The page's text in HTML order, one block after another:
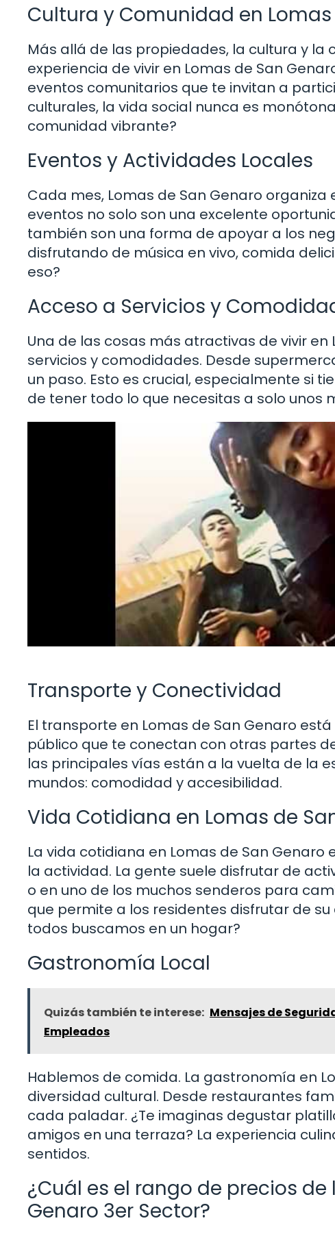
Cultura y Comunidad en
Más allá de las propiedades, la cultura y
experiencia de vivir en Lomas de San
eventos comunitarios que te invitan a
culturales, la vida social nunca es
comunidad vibrante?
Eventos y Actividades Locales
Cada mes, Lomas de San Genaro
eventos no solo son una excelente
también son una forma de apoyar a los
disfrutando de música en vivo, comida
eso?
Acceso a Servicios y
Una de las cosas más atractivas de vivir
servicios y comodidades. Desde
un paso. Esto es crucial, especialmente si
de tener todo lo que necesitas a solo unos
Transporte y Conectividad
El transporte en Lomas de San Genaro
público que te conectan con otras partes
las principales vías están a la vuelta de la
mundos: comodidad y accesibilidad.
Vida Cotidiana en Lomas de
La vida cotidiana en Lomas de San
la actividad. La gente suele disfrutar de
o en uno de los muchos senderos para
que permite a los residentes disfrutar de
todos buscamos en un hogar?
Gastronomía Local
Quizás también te interese: Mensajes de
Empleados
Hablemos de comida. La gastronomía en
diversidad cultural. Desde restaurantes
cada paladar. ¿Te imaginas degustar
amigos en una terraza? La experiencia
sentidos.
¿Cuál es el rango de precios
Genaro 3er Sector?